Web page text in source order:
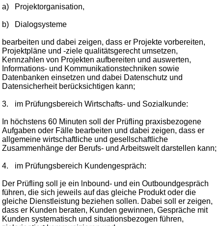
a) Projektorganisation,
b) Dialogsysteme
bearbeiten und dabei zeigen, dass er Projekte vorbereiten,
Projektpläne und -ziele qualitätsgerecht umsetzen,
Kennzahlen von Projekten aufbereiten und auswerten,
Informations- und Kommunikationstechniken sowie
Datenbanken einsetzen und dabei Datenschutz und
Datensicherheit berücksichtigen kann;
3. im Prüfungsbereich Wirtschafts- und Sozialkunde:
In höchstens 60 Minuten soll der Prüfling praxisbezogene
Aufgaben oder Fälle bearbeiten und dabei zeigen, dass er
allgemeine wirtschaftliche und gesellschaftliche
Zusammenhänge der Berufs- und Arbeitswelt darstellen kann;
4. im Prüfungsbereich Kundengespräch:
Der Prüfling soll je ein lnbound- und ein Outboundgespräch
führen, die sich jeweils auf das gleiche Produkt oder die
gleiche Dienstleistung beziehen sollen. Dabei soll er zeigen,
dass er Kunden beraten, Kunden gewinnen, Gespräche mit
Kunden systematisch und situationsbezogen führen,